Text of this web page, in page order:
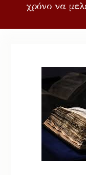
χρόνο να